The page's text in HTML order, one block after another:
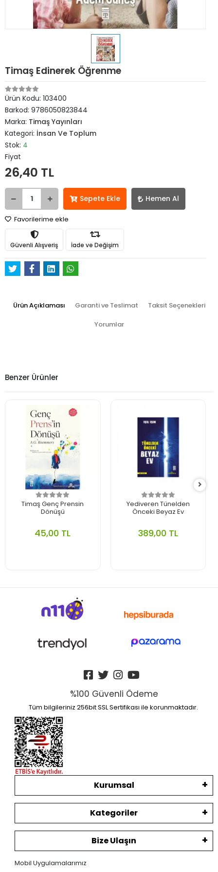
Timaş Edinerek Öğrenme
Ürün Kodu: 103400
Barkod: 9786050823844
Marka: Timaş Yayınları
Kategori: İnsan Ve Toplum
Stok: 4
Fiyat
26,40 TL
Sepete Ekle Hemen Al
Favorilerime ekle
Güvenli Alışveriş İade ve Değişim
Ürün Açıklaması Garanti ve Teslimat Taksit Seçenekleri
Yorumlar
Benzer Ürünler
Timaş Genç Prensin
Dönüşü
45,00 TL
Yediveren Tünelden
Önceki Beyaz Ev
389,00 TL
%100 Güvenli Ödeme
Tüm bilgileriniz 256bit SSL Sertifikası ile korunmaktadır.
Kurumsal
Kategoriler
Bize Ulaşın
Mobil Uygulamalarımız